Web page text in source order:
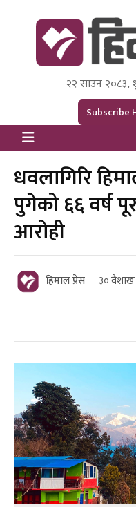
Himal Press
Dot NewsyNepal
२२ साउन २०८३,
Subscribe
धवलागिरि
पुगेको ६६ वर्ष
आरोही
हिमाल प्रेस ३०